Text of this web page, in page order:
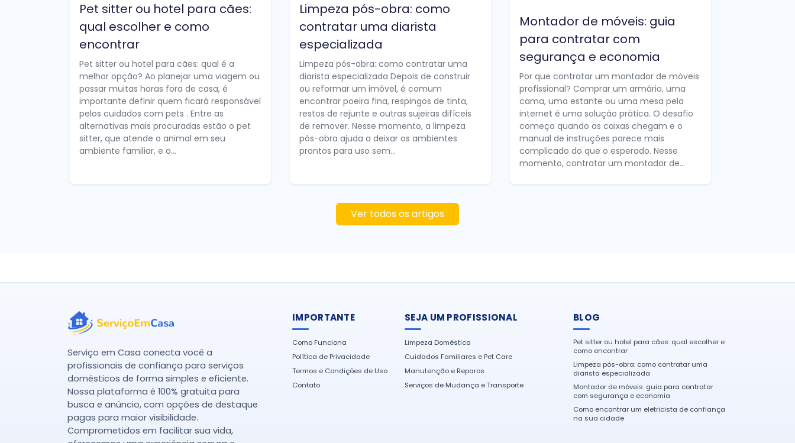
Pet sitter ou hotel para cães:
qual escolher e como
encontrar
Pet sitter ou hotel para cães: qual é a
melhor opção? Ao planejar uma viagem ou
passar muitas horas fora de casa, é
importante definir quem ficará responsável
pelos cuidados com pets . Entre as
alternativas mais procuradas estão o pet
sitter, que atende o animal em seu
ambiente familiar, e o...
Limpeza pós-obra: como
contratar uma diarista
especializada
Limpeza pós-obra: como contratar uma
diarista especializada Depois de construir
ou reformar um imóvel, é comum
encontrar poeira fina, respingos de tinta,
restos de rejunte e outras sujeiras difíceis
de remover. Nesse momento, a limpeza
pós-obra ajuda a deixar os ambientes
prontos para uso sem...
Montador de móveis: guia
para contratar com
segurança e economia
Por que contratar um montador de móveis
profissional? Comprar um armário, uma
cama, uma estante ou uma mesa pela
internet é uma solução prática. O desafio
começa quando as caixas chegam e o
manual de instruções parece mais
complicado do que o esperado. Nesse
momento, contratar um montador de...
Ver todos os artigos
Serviço em Casa conecta você a
profissionais de confiança para serviços
domésticos de forma simples e eficiente.
Nossa plataforma é 100% gratuita para
busca e anúncio, com opções de destaque
pagas para maior visibilidade.
Comprometidos em facilitar sua vida,
IMPORTANTE
Como Funciona
Política de Privacidade
Termos e Condições de Uso
Contato
SEJA UM PROFISSIONAL
Limpeza Doméstica
Cuidados Familiares e Pet Care
Manutenção e Reparos
Serviços de Mudança e Transporte
BLOG
Pet sitter ou hotel para cães: qual escolher e
como encontrar
Limpeza pós-obra: como contratar uma
diarista especializada
Montador de móveis: guia para contratar
com segurança e economia
Como encontrar um eletricista de confiança
na sua cidade